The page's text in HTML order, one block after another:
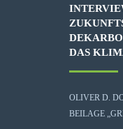
DAS
OLIVER D.
BEILAGE